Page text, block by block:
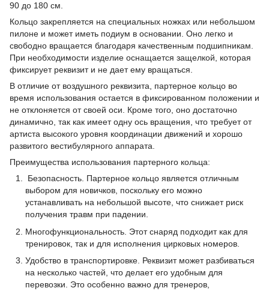
90 до 180 см.
Кольцо закрепляется на специальных ножках или небольшом
пилоне и может иметь подиум в основании. Оно легко и
свободно вращается благодаря качественным подшипникам.
При необходимости изделие оснащается защелкой, которая
фиксирует реквизит и не дает ему вращаться.
В отличие от воздушного реквизита, партерное кольцо во
время использования остается в фиксированном положении и
не отклоняется от своей оси. Кроме того, оно достаточно
динамично, так как имеет одну ось вращения, что требует от
артиста высокого уровня координации движений и хорошо
развитого вестибулярного аппарата.
Преимущества использования партерного кольца:
Безопасность. Партерное кольцо является отличным
выбором для новичков, поскольку его можно
устанавливать на небольшой высоте, что снижает риск
получения травм при падении.
Многофункциональность. Этот снаряд подходит как для
тренировок, так и для исполнения цирковых номеров.
Удобство в транспортировке. Реквизит может разбиваться
на несколько частей, что делает его удобным для
перевозки. Это особенно важно для тренеров,